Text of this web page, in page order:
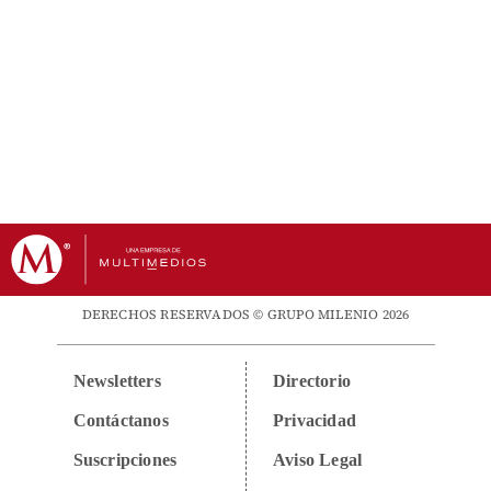
DERECHOS RESERVADOS © GRUPO MILENIO 2026
Newsletters
Contáctanos
Suscripciones
Directorio
Privacidad
Aviso Legal